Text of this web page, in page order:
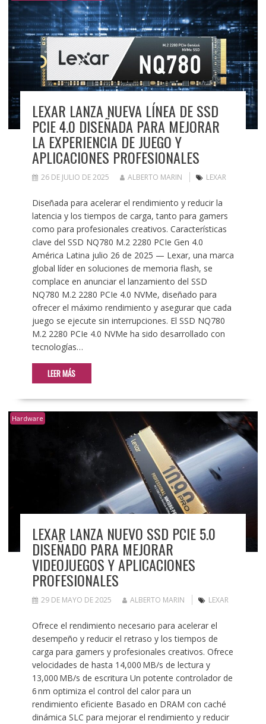
LEXAR LANZA NUEVA LÍNEA DE SSD
PCIE 4.0 DISEÑADA PARA MEJORAR
LA EXPERIENCIA DE JUEGO Y
APLICACIONES PROFESIONALES
26 DE JULIO DE 2025 ALBERTO MARIN LEXAR
Diseñada para acelerar el rendimiento y reducir la
latencia y los tiempos de carga, tanto para gamers
como para profesionales creativos. Características
clave del SSD NQ780 M.2 2280 PCIe Gen 4.0
América Latina julio 26 de 2025 — Lexar, una marca
global líder en soluciones de memoria flash, se
complace en anunciar el lanzamiento del SSD
NQ780 M.2 2280 PCIe 4.0 NVMe, diseñado para
ofrecer el máximo rendimiento y asegurar que cada
juego se ejecute sin interrupciones. El SSD NQ780
M.2 2280 PCIe 4.0 NVMe ha sido desarrollado con
tecnologías…
LEER MÁS
Hardware
LEXAR LANZA NUEVO SSD PCIE 5.0
DISEÑADO PARA MEJORAR
VIDEOJUEGOS Y APLICACIONES
PROFESIONALES
29 DE MAYO DE 2025 ALBERTO MARIN LEXAR
Ofrece el rendimiento necesario para acelerar el
desempeño y reducir el retraso y los tiempos de
carga para gamers y profesionales creativos. Ofrece
velocidades de hasta 14,000 MB/s de lectura y
13,000 MB/s de escritura Un potente controlador de
6 nm optimiza el control del calor para un
rendimiento eficiente Basado en DRAM con caché
dinámica SLC para mejorar el rendimiento y reducir